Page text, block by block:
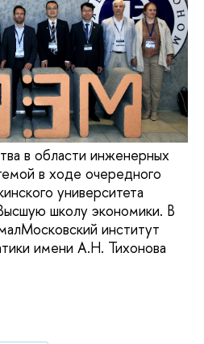
в области инженерных
в ходе очередного
университета
школу экономики. В
институт
имени А.Н. Тихонова